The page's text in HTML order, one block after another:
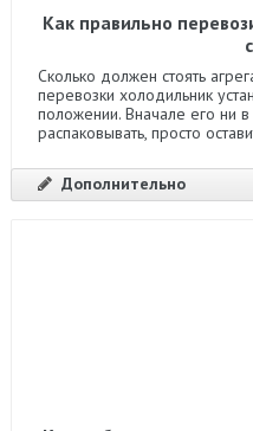
Как правильно
Сколько должен стоять
перевозки холодильник
положении. Вначале его ни
распаковывать, просто
Дополнительно